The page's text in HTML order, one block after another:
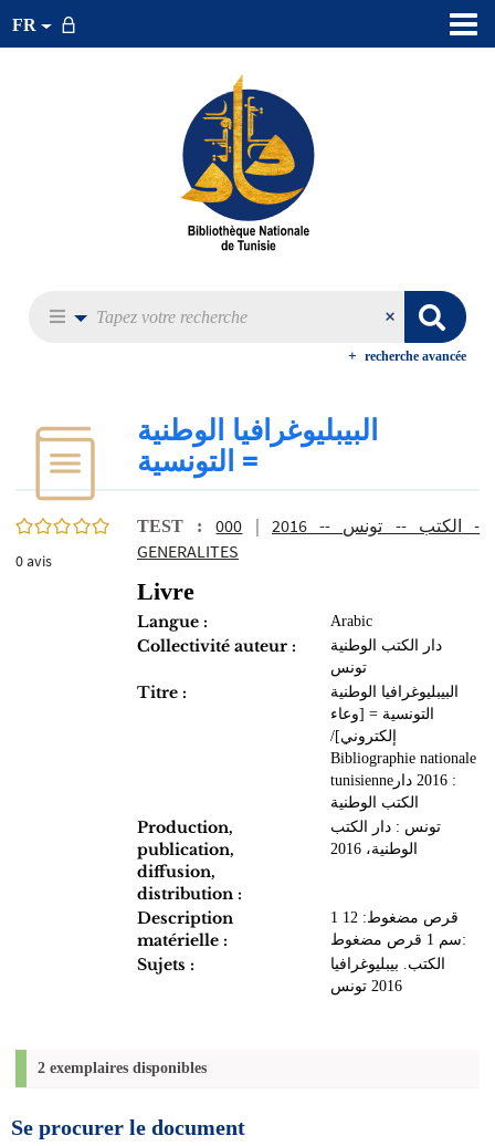
FR
recherche avancée
0/5
0avis
البيبليوغرافيا الوطنية
التونسية =
TEST : الكتب -- ‏تونس‏ -- ‏2016 |
000 -
GENERALITES
Livre
Langue : Arabic
Collectivité auteur :
دار الكتب الوطنية
تونس
Titre :
البيبليوغرافيا الوطنية
التونسية = ‏[وعاء
إلكتروني]‏‏‏/
tunisienne‏ : ‏2016 ‏دار
الكتب الوطنية‏‏‏
Production,
publication,
diffusion,
distribution :
تونس‏ : ‏دار الكتب
الوطنية‏، ‏2016
Description
matérielle :
1 قرص مضغوط‏: ‏12
سم 1 قرص مضغوط‏:
Sujets :
الكتب. ‏بيبليوغرافيا‏‏
2 exemplaires disponibles
Se procurer le document